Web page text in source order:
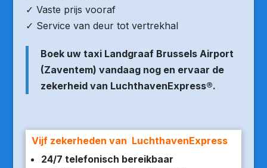
✓ Vaste prijs vooraf
✓ Service van deur tot vertrekhal
Boek uw taxi Landgraaf Brussels Airport
(Zaventem) vandaag nog en ervaar de
zekerheid van LuchthavenExpress®.
Vijf zekerheden van LuchthavenExpress
24/7 telefonisch bereikbaar